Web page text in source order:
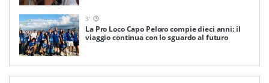
3'
La Pro Loco Capo Peloro compie dieci anni: il
viaggio continua con lo sguardo al futuro